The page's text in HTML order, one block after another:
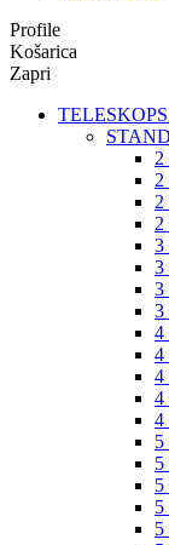
Profile
Košarica
Zapri
2
2
2
2
3
3
3
3
4
4
4
4
4
5
5
5
5
5